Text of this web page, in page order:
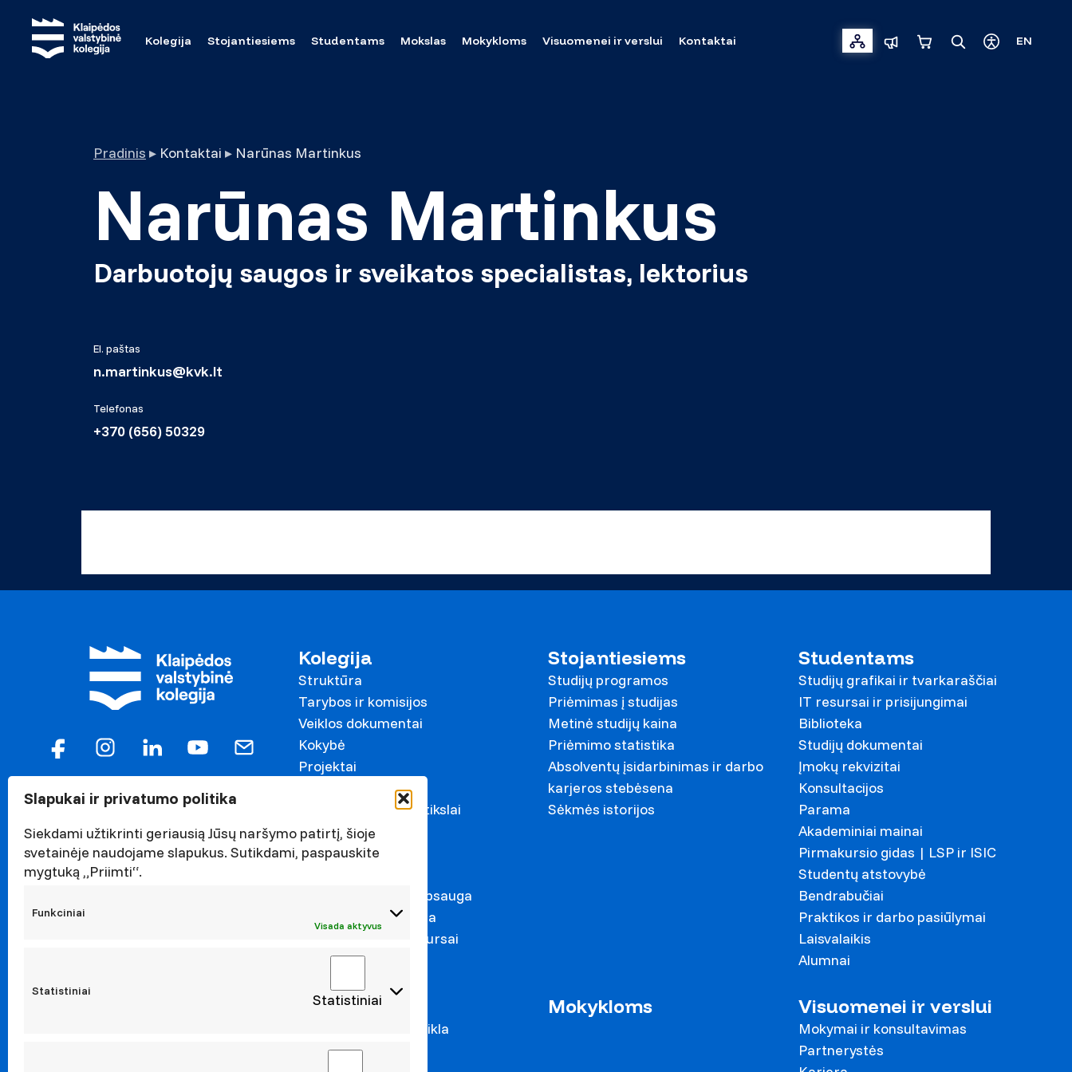
Slapukai ir privatumo politika
Siekdami užtikrinti geriausią Jūsų naršymo patirtį, šioje
svetainėje naudojame slapukus. Sutikdami, paspauskite
mygtuką „Priimti“.
Funkciniai
Visada aktyvus
Statistiniai Statistiniai
Kolegija Stojantiesiems Studentams Mokslas Mokykloms Visuomenei ir verslui Kontaktai EN
Pradinis ▸ Kontaktai ▸ Narūnas Martinkus
Narūnas Martinkus
Darbuotojų saugos ir sveikatos specialistas, lektorius
El. paštas
n.martinkus@kvk.lt
Telefonas
+370 (656) 50329
Kolegija
Struktūra
Tarybos ir komisijos
Veiklos dokumentai
Kokybė
Projektai
Darnaus vystymosi tikslai
Naujienos
Renginiai
Asmens duomenų apsauga
Korupcijos prevencija
Atestavimas ir konkursai
Stojantiesiems
Studijų programos
Priėmimas į studijas
Metinė studijų kaina
Priėmimo statistika
Absolventų įsidarbinimas ir darbo
karjeros stebėsena
Sėkmės istorijos
Studentams
Studijų grafikai ir tvarkaraščiai
IT resursai ir prisijungimai
Biblioteka
Studijų dokumentai
Įmokų rekvizitai
Konsultacijos
Parama
Akademiniai mainai
Pirmakursio gidas | LSP ir ISIC
Studentų atstovybė
Bendrabučiai
Praktikos ir darbo pasiūlymai
Laisvalaikis
Alumnai
Mokslas
Taikomoji mokslo veikla
Leidiniai
Mokykloms Visuomenei ir verslui
Mokymai ir konsultavimas
Partnerystės